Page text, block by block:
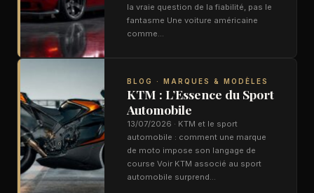
la vraie question de la fiabilité, pas le
fantasme Une voiture américaine
comme…
BLOG · MARQUES & MODÈLES
KTM : L’Essence du Sport
Automobile
13/07/2026 · KTM et le sport
automobile : comment une marque
de moto impose son langage de
course Voir KTM associé au sport
automobile surprend…